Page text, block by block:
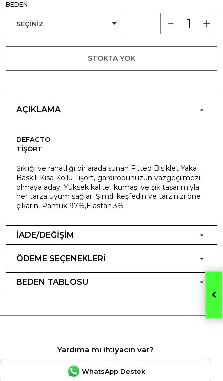
BEDEN
STOKTA YOK
AÇIKLAMA
DEFACTO
TIŞÖRT
Şıklığı ve rahatlığı bir arada sunan Fitted Bisiklet Yaka
Baskılı Kısa Kollu Tişört, gardırobunuzun vazgeçilmezi
olmaya aday. Yüksek kaliteli kumaşı ve şık tasarımıyla
her tarza uyum sağlar. Şimdi keşfedin ve tarzınızı öne
çıkarın. Pamuk 97%,Elastan 3%
İADE/DEĞİŞİM
ÖDEME SEÇENEKLERİ
BEDEN TABLOSU
Yardıma mı ihtiyacın var?
WhatsApp Destek